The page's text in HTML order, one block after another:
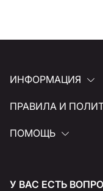
ИНФОРМАЦИЯ
ПРАВИЛА И
ПОМОЩЬ
У ВАС ЕСТЬ